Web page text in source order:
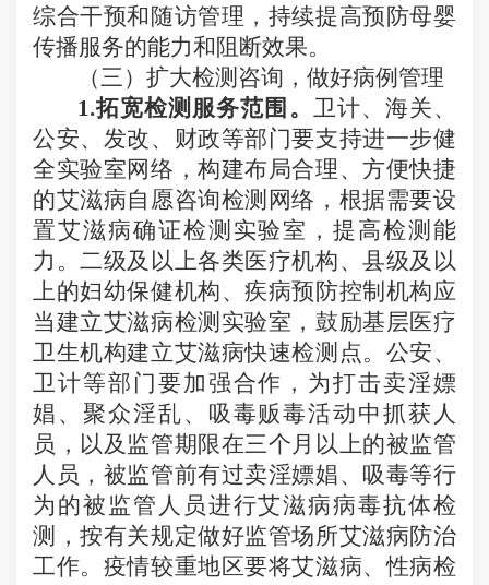
综合干预和随访管理，持续提高预防母婴
传播服务的能力和阻断效果。
（三）扩大检测咨询，做好病例管理
1.拓宽检测服务范围。
卫计、海关、
公安、发改、财政等部门要支持进一步健
全实验室网络，构建布局合理、方便快捷
的艾滋病自愿咨询检测网络，根据需要设
置艾滋病确证检测实验室，提高检测能
力。二级及以上各类医疗机构、县级及以
上的妇幼保健机构、疾病预防控制机构应
当建立艾滋病检测实验室，鼓励基层医疗
卫生机构建立艾滋病快速检测点。公安、
卫计等部门要加强合作，为打击卖淫嫖
娼、聚众淫乱、吸毒贩毒活动中抓获人
员，以及监管期限在三个月以上的被监管
人员，被监管前有过卖淫嫖娼、吸毒等行
为的被监管人员进行艾滋病病毒抗体检
测，按有关规定做好监管场所艾滋病防治
工作。疫情较重地区要将艾滋病、性病检